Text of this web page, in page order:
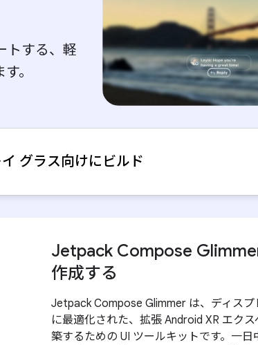
トする、軽
。
グラス向けにビルド
Jetpack Compose
作成する
Jetpack Compose Glimmer は、ディスプ
に最適化された、拡張 Android XR エク
築するための UI ツールキットです。一日